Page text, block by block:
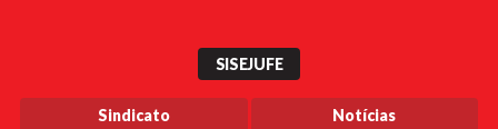
SISEJUFE
Sindicato Notícias